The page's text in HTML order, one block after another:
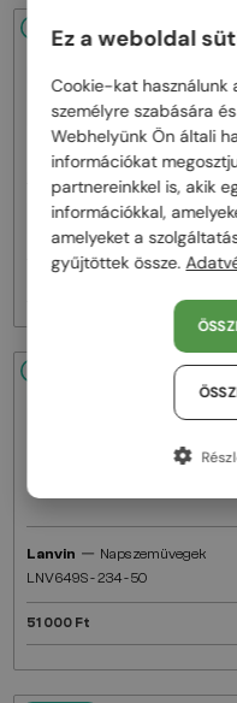
48/72
Lanvin—Napszemüvegek
LNV652S - 058 - 55
Lanvin — Napszemüvegek
LNV649S - 234 - 50
51 000 Ft
Ez a weboldal
Cookie-kat használunk
személyre szabására
Webhelyünk Ön általi
információkat
partnereinkkel is, akik
információkkal,
amelyeket a
gyűjtöttek össze.